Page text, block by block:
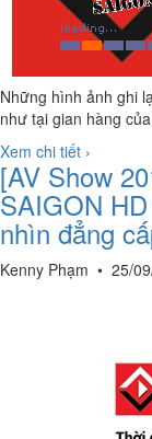
Những hình ảnh ghi
như tại gian hàng
Xem chi tiết ›
[AV Show
SAIGON
nhìn đẳng
Kenny Phạm • 25/